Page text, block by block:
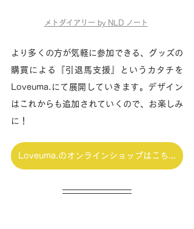
メトダイアリー by NLD ノート
より多くの方が気軽に参加できる、グッズの
購買による『引退馬支援』というカタチを
Loveuma.にて展開していきます。デザイン
はこれからも追加されていくので、お楽しみ
に！
Loveuma.のオンラインショップはこちら